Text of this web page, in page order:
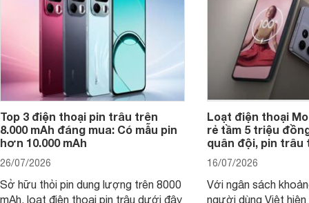
Top 3 điện thoại pin trâu trên
8.000 mAh đáng mua: Có mẫu pin
hơn 10.000 mAh
26/07/2026
Sở hữu thỏi pin dung lượng trên 8000
mAh, loạt điện thoại pin trâu dưới đây
Loạt điện thoại
rẻ tầm 5 triệu
quân đội, pin trâu
16/07/2026
Với ngân sách
người dùng Việt